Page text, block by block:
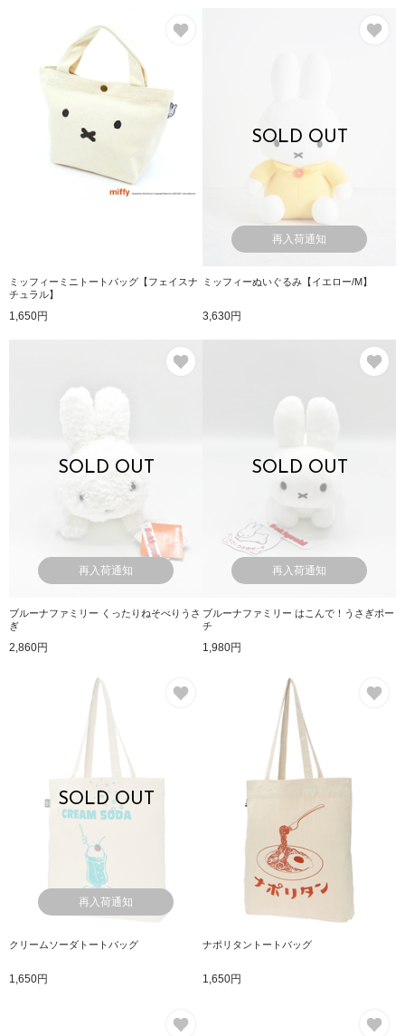
ミッフィーミニトートバッグ【フェイスナ
チュラル】
1,650円
SOLD OUT
再入荷通知
ミッフィーぬいぐるみ【イエロー/M】
3,630円
SOLD OUT
再入荷通知
ブルーナファミリー くったりねそべりうさ
ぎ
2,860円
SOLD OUT
再入荷通知
ブルーナファミリー はこんで！うさぎポー
チ
1,980円
SOLD OUT
再入荷通知
クリームソーダトートバッグ
1,650円
ナポリタントートバッグ
1,650円